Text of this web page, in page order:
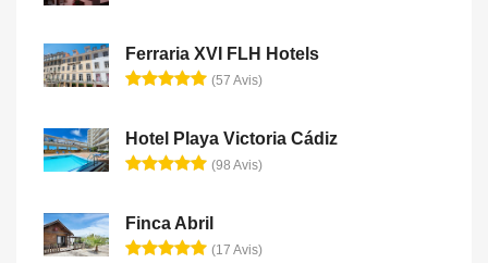
Ferraria XVI FLH Hotels
(57 Avis)
Hotel Playa Victoria Cádiz
(98 Avis)
Finca Abril
(17 Avis)